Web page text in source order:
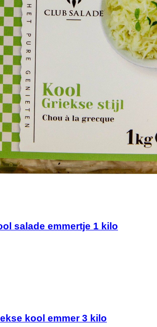
salade emmertje 1 kilo
kool emmer 3 kilo